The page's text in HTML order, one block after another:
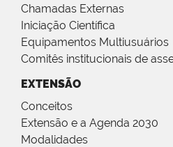
Chamadas Externas
Iniciação Científica
Equipamentos Multiusuários
Comitês institucionais de
EXTENSÃO
Conceitos
Extensão e a Agenda 2030
Modalidades